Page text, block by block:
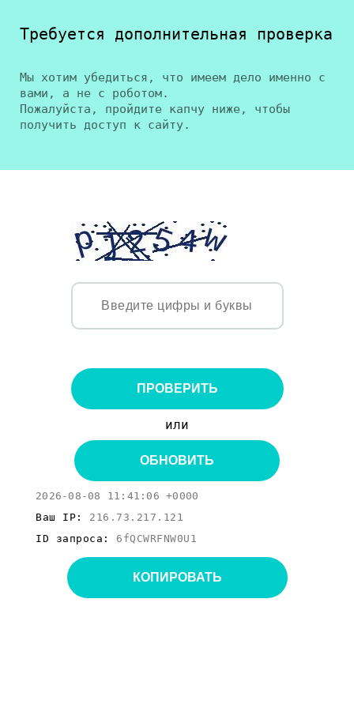
Требуется дополнительная проверка
Мы хотим убедиться, что имеем дело именно с
вами, а не с роботом.
Пожалуйста, пройдите капчу ниже, чтобы
получить доступ к сайту.
ПРОВЕРИТЬ
или
ОБНОВИТЬ
2026-08-08 11:41:06 +0000
Ваш IP: 216.73.217.121
ID запроса: 6fQCWRFNW0U1
КОПИРОВАТЬ